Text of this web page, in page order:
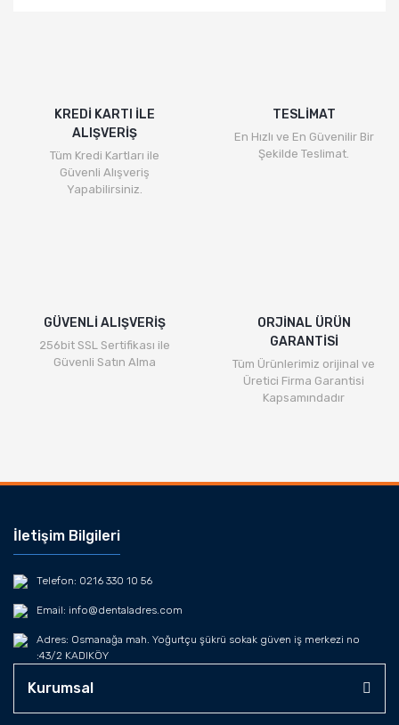
KREDİ KARTI İLE
ALIŞVERİŞ
Tüm Kredi Kartları ile
Güvenli Alışveriş
Yapabilirsiniz.
TESLİMAT
En Hızlı ve En Güvenilir Bir
Şekilde Teslimat.
GÜVENLİ ALIŞVERİŞ
256bit SSL Sertifikası ile
Güvenli Satın Alma
ORJİNAL ÜRÜN
GARANTİSİ
Tüm Ürünlerimiz orijinal ve
Üretici Firma Garantisi
Kapsamındadır
İletişim Bilgileri
Telefon: 0216 330 10 56
Email: info@dentaladres.com
Adres: Osmanağa mah. Yoğurtçu şükrü sokak güven iş merkezi no
:43/2 KADIKÖY
Kurumsal